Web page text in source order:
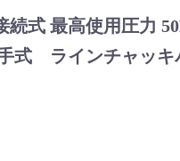
式 最高使用圧力
式 ラインチャッキ